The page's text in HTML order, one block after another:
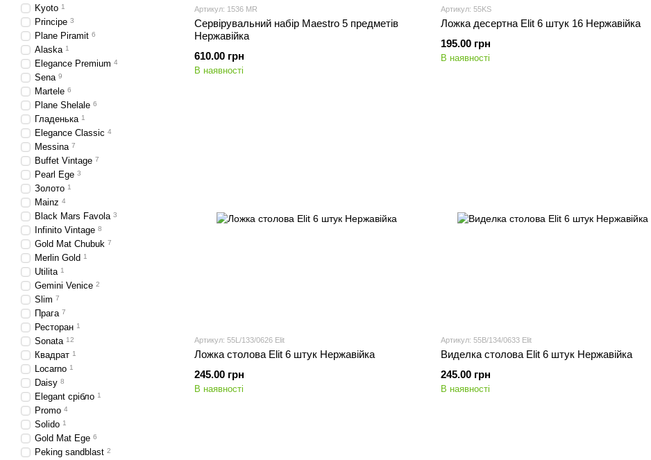
Артикул: 1536 MR
Сервірувальний набір Maestro 5 предметів
Нержавійка
610.00 грн
В наявності
Артикул: 55KS
Ложка десертна Elit 6 штук 16 Нержавійка
195.00 грн
В наявності
Артикул: 55L/133/0626 Elit
Ложка столова Elit 6 штук Нержавійка
245.00 грн
В наявності
Артикул: 55B/134/0633 Elit
Виделка столова Elit 6 штук Нержавійка
245.00 грн
В наявності
Kyoto 1
Principe 3
Plane Piramit 6
Alaska 1
Elegance Premium 4
Sena 9
Martele 6
Plane Shelale 6
Гладенька 1
Elegance Classic 4
Messina 7
Buffet Vintage 7
Pearl Ege 3
Золото 1
Mainz 4
Black Mars Favola 3
Infinito Vintage 8
Gold Mat Chubuk 7
Merlin Gold 1
Utilita 1
Gemini Venice 2
Slim 7
Прага 7
Ресторан 1
Sonata 12
Квадрат 1
Locarno 1
Daisy 8
Elegant срібло 1
Promo 4
Solido 1
Gold Mat Ege 6
Peking sandblast 2